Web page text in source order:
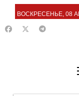
ВОСКРЕСЕНЬЕ, 08